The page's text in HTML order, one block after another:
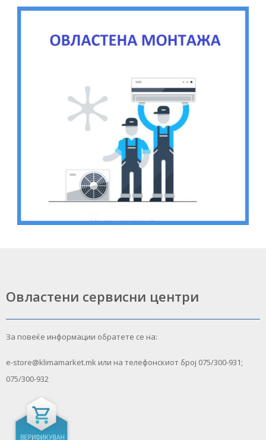
Овластени сервисни центри
За повеќе информации обратете се на:
e-store@klimamarket.mk или на телефонскиот број 075/300-931;
075/300-932